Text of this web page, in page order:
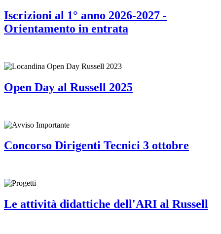
Iscrizioni al 1° anno 2026-2027 -
Orientamento in entrata
Open Day al Russell 2025
Concorso Dirigenti Tecnici 3 ottobre
Le attività didattiche dell'ARI al Russell